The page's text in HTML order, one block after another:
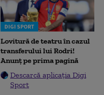
DIGI SPORT
Lovitură de teatru în cazul
transferului lui Rodri!
Anunț pe prima pagină
Descarcă aplicația Digi
Sport